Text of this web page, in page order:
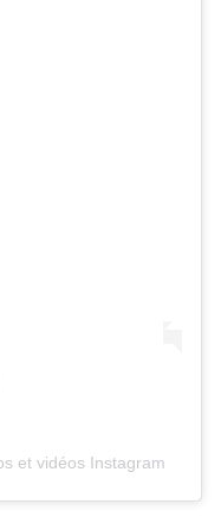
et vidéos Instagram